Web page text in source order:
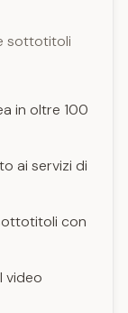
sottotitoli
in oltre 100
ai servizi di
con
video